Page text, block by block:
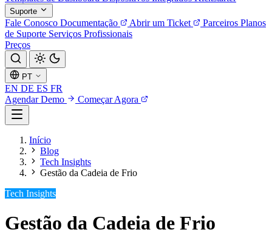
Suporte
Fale Conosco Documentação Abrir um Ticket Parceiros Planos
de Suporte Serviços Profissionais
Preços
PT
EN DE ES FR
Agendar Demo
Começar Agora
Início
Blog
Tech Insights
Gestão da Cadeia de Frio
Tech Insights
Gestão da Cadeia de Frio